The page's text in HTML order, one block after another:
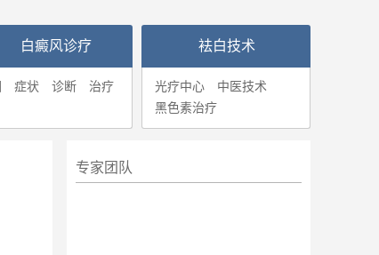
白癜风诊疗
症状 诊断 治疗
袪白技术
光疗中心
中医技术
黑色素治疗
专家团队